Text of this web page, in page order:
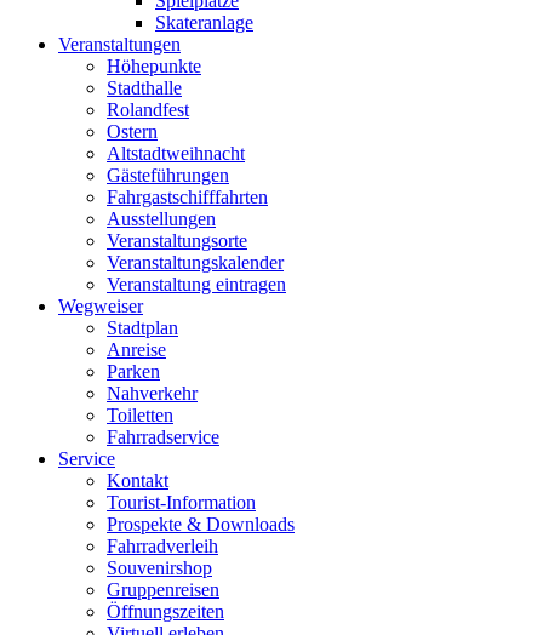
Skateranlage
Veranstaltungen
Höhepunkte
Stadthalle
Rolandfest
Ostern
Altstadtweihnacht
Gästeführungen
Fahrgastschifffahrten
Ausstellungen
Veranstaltungsorte
Veranstaltungskalender
Veranstaltung eintragen
Wegweiser
Stadtplan
Anreise
Parken
Nahverkehr
Toiletten
Fahrradservice
Service
Kontakt
Tourist-Information
Prospekte & Downloads
Fahrradverleih
Souvenirshop
Gruppenreisen
Öffnungszeiten